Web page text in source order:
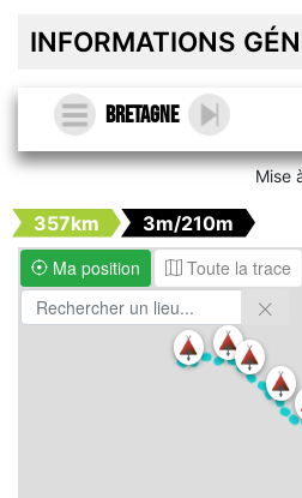
INFORMATIONS
Bretagne
Mise
357km
3m/210m
Ma position
Toute la trace